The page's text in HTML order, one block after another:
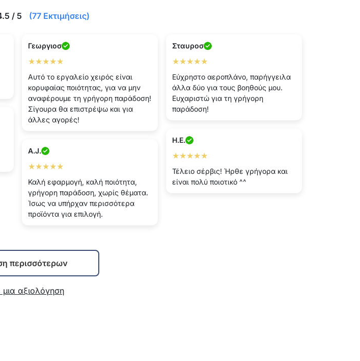
/ 5 (77 Εκτιμήσεις)
Γεωργιοσ
★★★★★
Αυτό το εργαλείο χειρός είναι
κορυφαίας ποιότητας, για να μην
αναφέρουμε τη γρήγορη παράδοση!
Σίγουρα θα επιστρέψω και για
άλλες αγορές!
Σταυροσ
★★★★★
Εύχρηστο αεροπλάνο, παρήγγειλα
άλλα δύο για τους βοηθούς μου.
Ευχαριστώ για τη γρήγορη
παράδοση!
H.E.
★★★★★
Τέλειο σέρβις! Ήρθε γρήγορα και
είναι πολύ ποιοτικό ^^
A.J.
★★★★★
Καλή εφαρμογή, καλή ποιότητα,
γρήγορη παράδοση, χωρίς θέματα.
Ίσως να υπήρχαν περισσότερα
προϊόντα για επιλογή.
περισσότερων
αξιολόγηση